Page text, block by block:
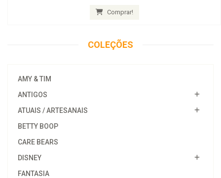
Comprar!
COLEÇÕES
AMY & TIM
ANTIGOS
ATUAIS / ARTESANAIS
BETTY BOOP
CARE BEARS
DISNEY
FANTASIA